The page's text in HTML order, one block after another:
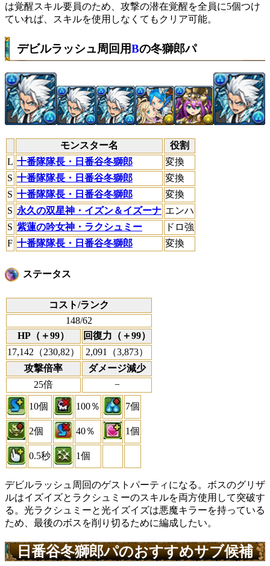
は覚醒スキル要員のため、攻撃の潜在覚醒を全員に5個つけ
ていれば、スキルを使用しなくてもクリア可能。
デビルラッシュ周回用Bの冬獅郎パ
モンスター名
役割
L 十番隊隊長・日番谷冬獅郎
変換
S 十番隊隊長・日番谷冬獅郎
変換
S 十番隊隊長・日番谷冬獅郎
変換
S 永久の双星神・イズン＆イズーナ エンハ
S 紫蓮の吟女神・ラクシュミー
ドロ強
F 十番隊隊長・日番谷冬獅郎 変換
ステータス
コスト/ランク
148/62
HP（＋99）
回復力（＋99）
17,142（230,82）
2,091（3,873）
攻撃倍率
ダメージ減少
25倍
−
10個 100％ 7個
2個 40％ 1個
0.5秒 1個
デビルラッシュ周回のゲストパーティになる。ボスのグリザ
ルはイズイズとラクシュミーのスキルを両方使用して突破す
る。光ラクシュミーと光イズイズは悪魔キラーを持っている
ため、最後のボスを削り切るために編成したい。
日番谷冬獅郎パのおすすめサブ候補